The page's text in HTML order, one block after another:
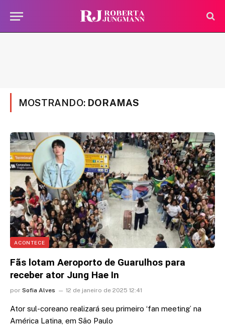
MOSTRANDO: DORAMAS
ACONTECE
Fãs lotam Aeroporto de Guarulhos para
receber ator Jung Hae In
por Sofia Alves 12 de janeiro de 2025 12:41
Ator sul-coreano realizará seu primeiro ‘fan meeting’ na
América Latina, em São Paulo